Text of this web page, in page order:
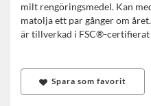
milt rengöringsmedel. Kan
matolja ett par gånger om
är tillverkad i FSC®-certifierat
Spara som favorit